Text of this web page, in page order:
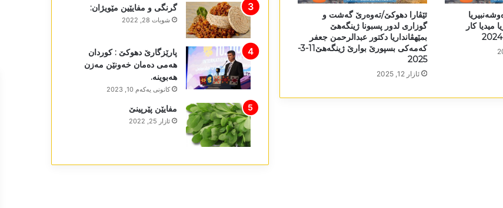
میدیا کار
ئێڤارا دھوکێ/تەوەرێ گەشت و
گوزاری لدور پسبونا ژینگەھێ
بمێھڤانداریا دکتور عبدالرحمن جعفر
کەمەکی بسپورێ بوارێ ژینگەھێ11-3-
2025
ئازار 12, 2025
گرنگی و مفایێین مێویژان:
شوبات 28, 2022
پارێزگارێ دھوکێ : کوردان
ھەمی دەمان خەونێن مەزن
ھەبوینە.
كانونی یه‌كه‌م 10, 2023
مفایێن پێرپینێ
ئازار 25, 2022